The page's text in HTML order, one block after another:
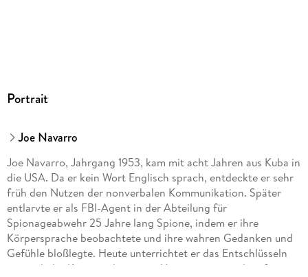
Portrait
Joe Navarro
Joe Navarro, Jahrgang 1953, kam mit acht Jahren aus Kuba in
die USA. Da er kein Wort Englisch sprach, entdeckte er sehr
früh den Nutzen der nonverbalen Kommunikation. Später
entlarvte er als FBI-Agent in der Abteilung für
Spionageabwehr 25 Jahre lang Spione, indem er ihre
Körpersprache beobachtete und ihre wahren Gedanken und
Gefühle bloßlegte. Heute unterrichtet er das Entschlüsseln
nonverbaler Kommunikation an Universitäten und verfasst